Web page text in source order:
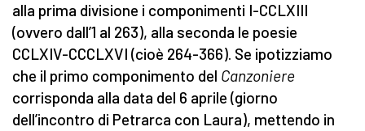
alla prima divisione i componimenti I-CCLXIII
(ovvero dall’1 al 263), alla seconda le poesie
CCLXIV-CCCLXVI (cioè 264-366). Se ipotizziamo
che il primo componimento del Canzoniere
corrisponda alla data del 6 aprile (giorno
dell’incontro di Petrarca con Laura), mettendo in